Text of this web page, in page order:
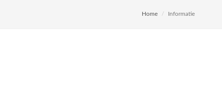
Home Informatie